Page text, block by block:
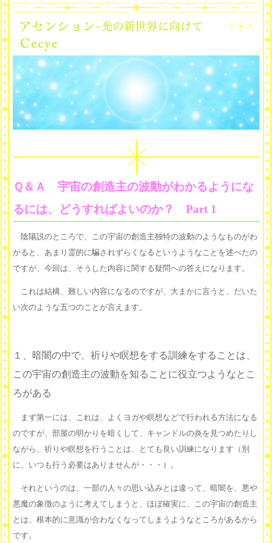
Ｑ＆Ａ 宇宙の創造主の波動がわかるようにな
るには、どうすればよいのか？ Part 1
陰陽説のところで、この宇宙の創造主独特の波動のようなものがわ
かると、あまり霊的に騙されずらくなるというようなことを述べたの
ですが、今回は、そうした内容に関する疑問への答えになります。
これは結構、難しい内容になるのですが、大まかに言うと、だいた
い次のような五つのことが言えます。
１、暗闇の中で、祈りや瞑想をする訓練をすることは、
この宇宙の創造主の波動を知ることに役立つようなとこ
ろがある
まず第一には、これは、よくヨガや瞑想などで行われる方法になる
のですが、部屋の明かりを暗くして、キャンドルの炎を見つめたりし
ながら、祈りや瞑想を行うことは、とても良い訓練になります（別
に、いつも行う必要はありませんが・・・）。
それというのは、一部の人々の思い込みとは違って、暗闇を、悪や
悪魔の象徴のように考えてしまうと、ほぼ確実に、この宇宙の創造主
とは、根本的に意識が合わなくなってしまうようなところがあるから
です。